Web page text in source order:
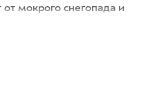
мокрого снегопада и